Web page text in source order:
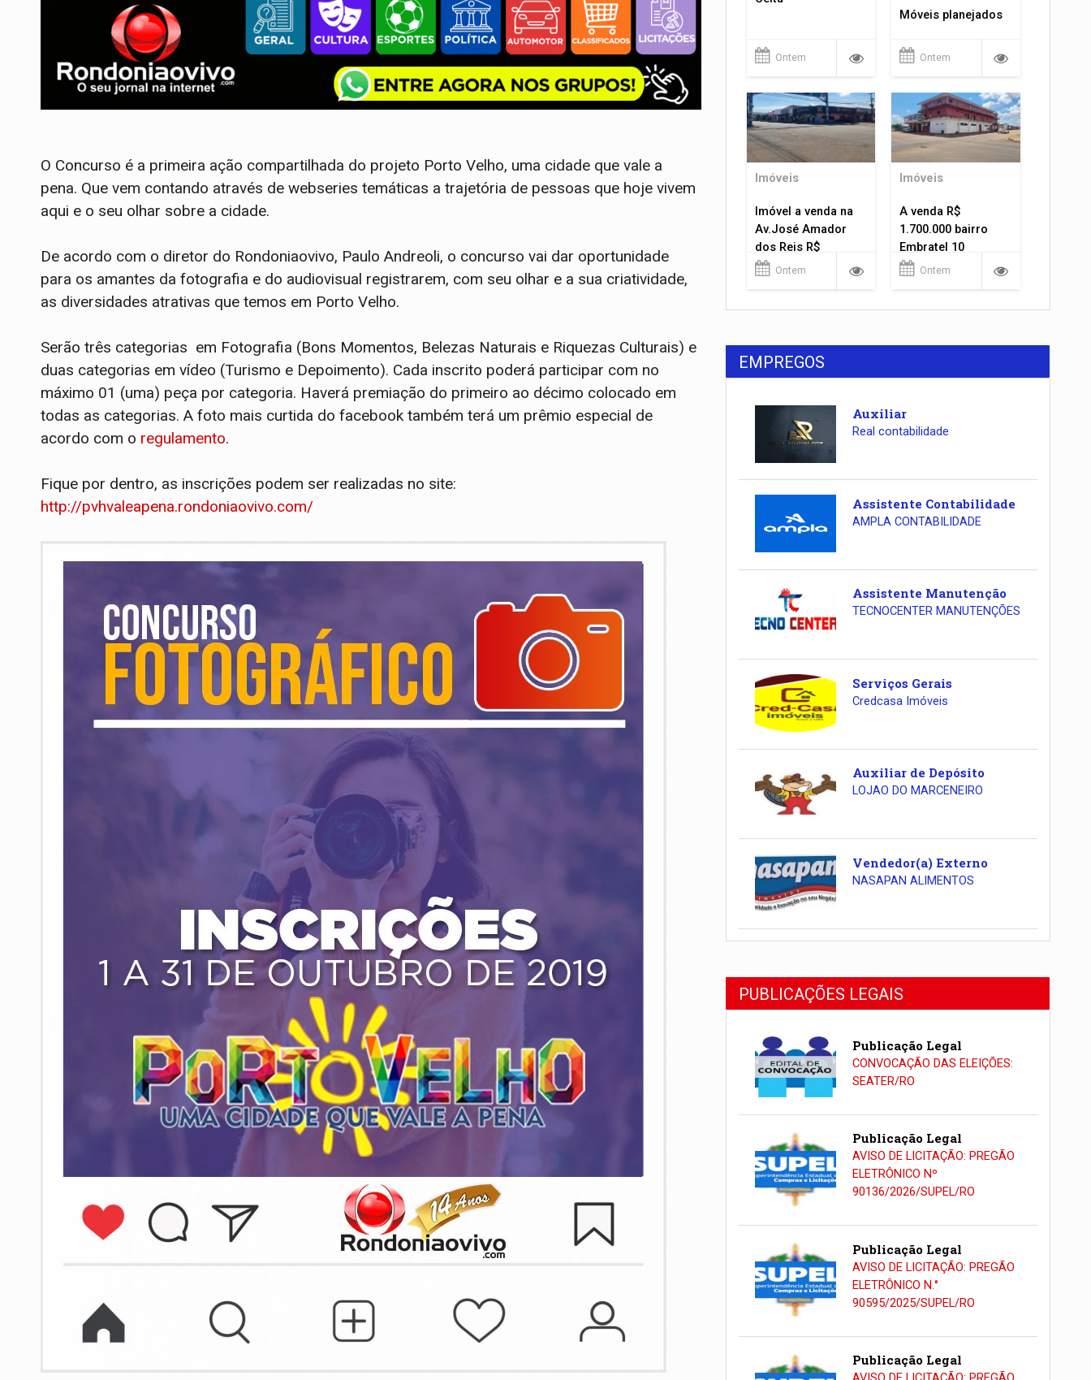
O Concurso é a primeira ação compartilhada do projeto Porto Velho, uma cidade que vale a
pena. Que vem contando através de webseries temáticas a trajetória de pessoas que hoje vivem
aqui e o seu olhar sobre a cidade.
De acordo com o diretor do Rondoniaovivo, Paulo Andreoli, o concurso vai dar oportunidade
para os amantes da fotografia e do audiovisual registrarem, com seu olhar e a sua criatividade,
as diversidades atrativas que temos em Porto Velho.
Serão três categorias em Fotografia (Bons Momentos, Belezas Naturais e Riquezas Culturais) e
duas categorias em vídeo (Turismo e Depoimento). Cada inscrito poderá participar com no
máximo 01 (uma) peça por categoria. Haverá premiação do primeiro ao décimo colocado em
todas as categorias. A foto mais curtida do facebook também terá um prêmio especial de
acordo com o regulamento.
Fique por dentro, as inscrições podem ser realizadas no site:
http://pvhvaleapena.rondoniaovivo.com/
Ontem
Móveis planejados
Ontem
Imóveis
Imóvel a venda na
Av.José Amador
dos Reis R$
1.400.000
Ontem
Imóveis
A venda R$
1.700.000 bairro
Embratel 10
apartamentos!
Ontem
EMPREGOS
Auxiliar
Real contabilidade
Assistente Contabilidade
AMPLA CONTABILIDADE
Assistente Manutenção
TECNOCENTER MANUTENÇÕES
Serviços Gerais
Credcasa Imóveis
Auxiliar de Depósito
LOJAO DO MARCENEIRO
Vendedor(a) Externo
NASAPAN ALIMENTOS
PUBLICAÇÕES LEGAIS
Publicação Legal
CONVOCAÇÃO DAS ELEIÇÕES:
SEATER/RO
Publicação Legal
AVISO DE LICITAÇÃO: PREGÃO
ELETRÔNICO Nº
90136/2026/SUPEL/RO
Publicação Legal
AVISO DE LICITAÇÃO: PREGÃO
ELETRÔNICO N.°
90595/2025/SUPEL/RO
Publicação Legal